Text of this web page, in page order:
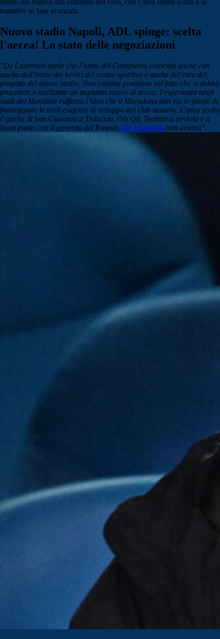
stadio del Napoli stia entrando nel vivo, con l’area ormai scelta e le
trattative in fase avanzata.
Nuovo stadio Napoli, ADL spinge: scelta
l'aerea! Lo stato delle negoziazioni
"De Laurentiis vuole che l’anno del Centenario coincida anche con
quello dell’inizio dei lavori del centro sportivo e anche del varo del
progetto del nuovo stadio. Non cambia posizione sul fatto che si debba
procedere a realizzare un impianto nuovo di zecca: l’esperienza negli
stadi del Mondiale rafforza l’idea che il Maradona non sia in grado di
fronteggiare le reali esigenze di sviluppo del club azzurro. L’area scelta
è quella di San Giovanni a Teduccio, l’ex Q8. Trattativa avviata e a
buon punto con il governo del Kuwait. De Laurentiis non arretra".